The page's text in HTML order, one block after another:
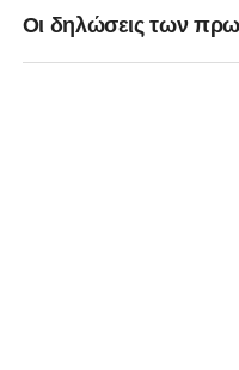
Οι δηλώσεις των